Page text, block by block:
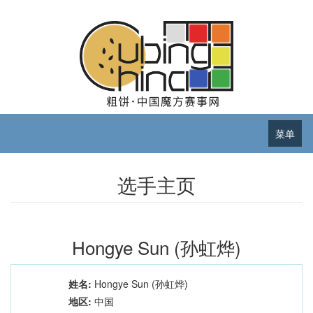
菜单
选手主页
Hongye Sun (孙虹烨)
姓名: Hongye Sun (孙虹烨)
地区: 中国